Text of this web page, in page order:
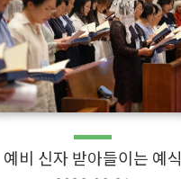
예비 신자 받아들이는 예식